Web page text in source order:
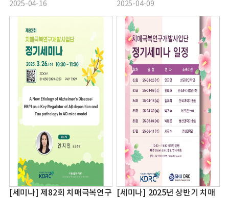
2025-04-16 2025-04-09
[세미나] 제82회 치매극복연구
[세미나] 2025년 상반기 치매